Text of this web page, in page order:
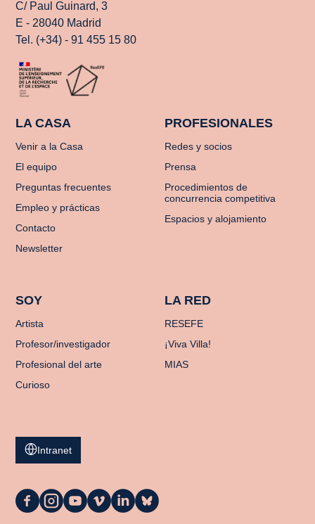
C/ Paul Guinard, 3
E - 28040 Madrid
Tel. (+34) - 91 455 15 80
LA CASA
Venir a la Casa
El equipo
Preguntas frecuentes
Empleo y prácticas
Contacto
Newsletter
PROFESIONALES
Redes y socios
Prensa
Procedimientos de
concurrencia competitiva
Espacios y alojamiento
SOY
Artista
Profesor/investigador
Profesional del arte
Curioso
LA RED
RESEFE
¡Viva Villa!
MIAS
Intranet
La
La
La
La
La
La